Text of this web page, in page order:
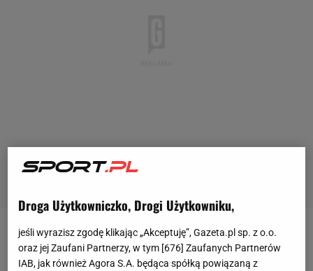
Ceferin żąda poważnych zmian w polityce
transferowej europejskich klubów.
Droga Użytkowniczko, Drogi Użytkowniku,
jeśli wyrazisz zgodę klikając „Akceptuję”, Gazeta.pl sp. z o.o.
oraz jej Zaufani Partnerzy, w tym [676] Zaufanych Partnerów
IAB, jak również Agora S.A. będąca spółką powiązaną z